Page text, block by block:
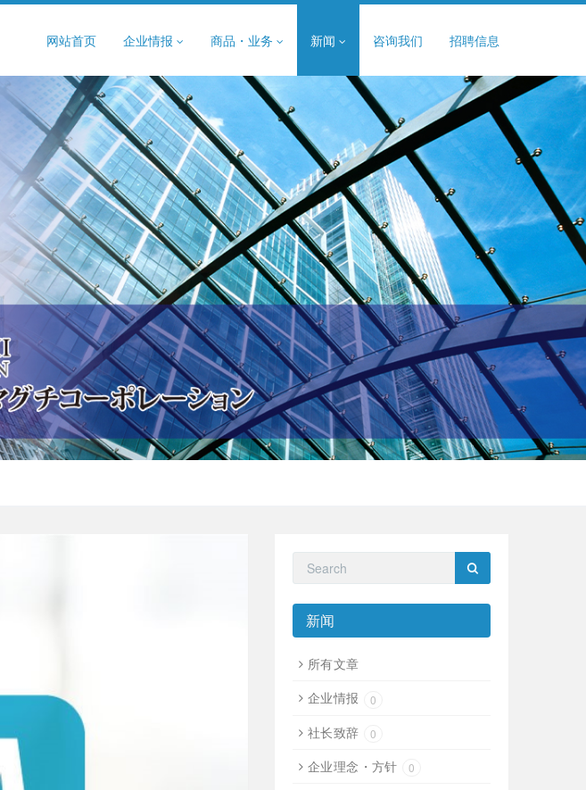
网站首页 企业情报 商品・业务 新闻 咨询我们 招聘信息
新闻
所有文章
企业情报
0
社长致辞 0
企业理念・方针 0